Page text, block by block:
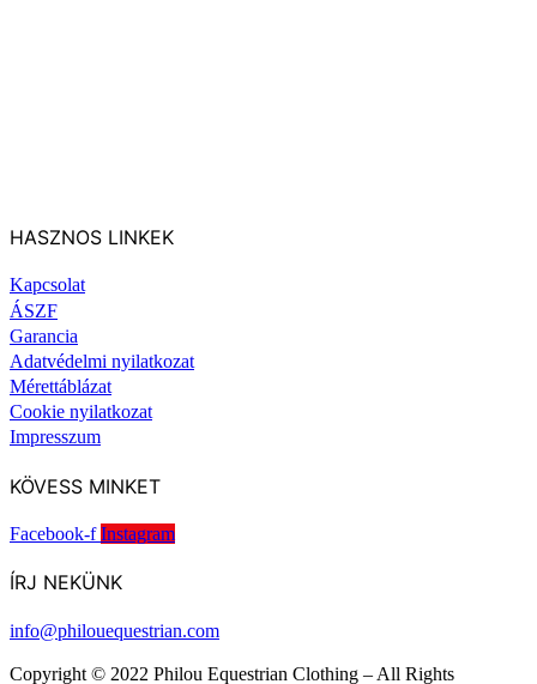
HASZNOS LINKEK
Kapcsolat
ÁSZF
Garancia
Adatvédelmi nyilatkozat
Mérettáblázat
Cookie nyilatkozat
Impresszum
KÖVESS MINKET
Facebook-f Instagram
ÍRJ NEKÜNK
info@philouequestrian.com
Copyright © 2022 Philou Equestrian Clothing – All Rights